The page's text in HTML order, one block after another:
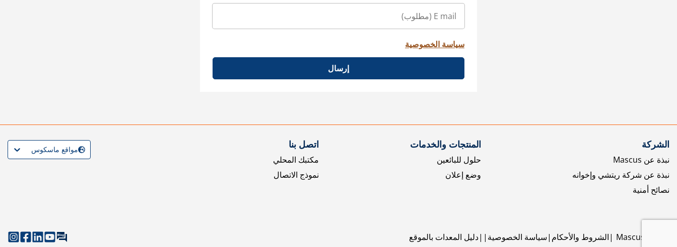
سياسة الخصوصية
إرسال
الشركة
نبذة عن Mascus
نبذة عن شركة ريتشي وإخوانه
نصائح أمنية
المنتجات والخدمات
حلول للبائعين
وضع إعلان
اتصل بنا
مكتبك المحلي
نموذج الاتصال
Mascus الشروط والأحكام سياسة الخصوصية دليل المعدات بالموقع
مواقع ماسكوس